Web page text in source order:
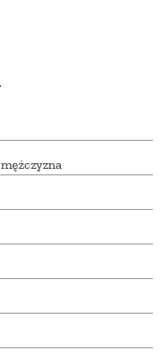
mężczyzna